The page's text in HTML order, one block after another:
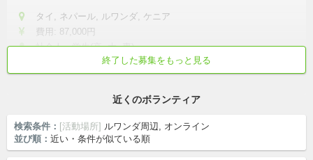
タイ, ネパール, ルワンダ, ケニア
費用: 87,000円
社会人・学生(高, 大, 専)
成長意欲が高い 活動外交流が盛ん
終了した募集をもっと見る
近くのボランティア
検索条件： [活動場所] ルワンダ周辺, オンライン
並び順： 近い・条件が似ている順